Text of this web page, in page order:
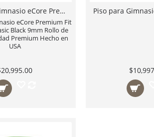
Piso para Gimnasio eCore Premium Fit Color EL00 Basic Black 9mm Rollo de 18.58m2 Calidad Premium Hecho en USA
eCore Premium Fit
Black 9mm Rollo de
Premium Hecho en
USA